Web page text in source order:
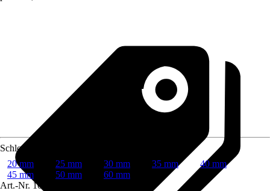
Schlossbreite
20 mm
25 mm 30 mm 35 mm
40 mm
45 mm
50 mm
60 mm
Art.-Nr. 10486021